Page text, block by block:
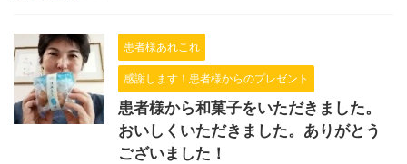
患者様あれこれ
感謝します！患者様からのプレゼント
患者様から和菓子をいただきました。
おいしくいただきました。ありがとう
ございました！